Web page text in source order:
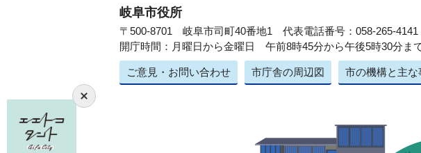
岐阜市役所
〒500-8701 岐阜市司町40番地1 代表電話番号：058-265-4141
開庁時間：月曜日から金曜日 午前8時45分から午後5時30分ま
ご意見・お問い合わせ 市庁舎の周辺図 市の機構と主な